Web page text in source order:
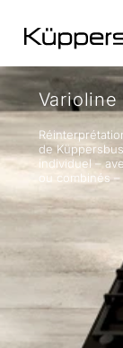
Varioline
de
individuel –
ou combinés